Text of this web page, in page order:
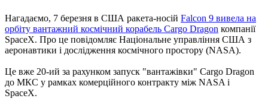
Нагадаємо, 7 березня в США ракета-носій Falcon 9 вивела на
орбіту вантажний космічний корабель Cargo Dragon компанії
SpaceX. Про це повідомляє Національне управління США з
аеронавтики і дослідження космічного простору (NASA).
Це вже 20-ий за рахунком запуск "вантажівки" Cargo Dragon
до МКС у рамках комерційного контракту між NASA і
SpaceX.